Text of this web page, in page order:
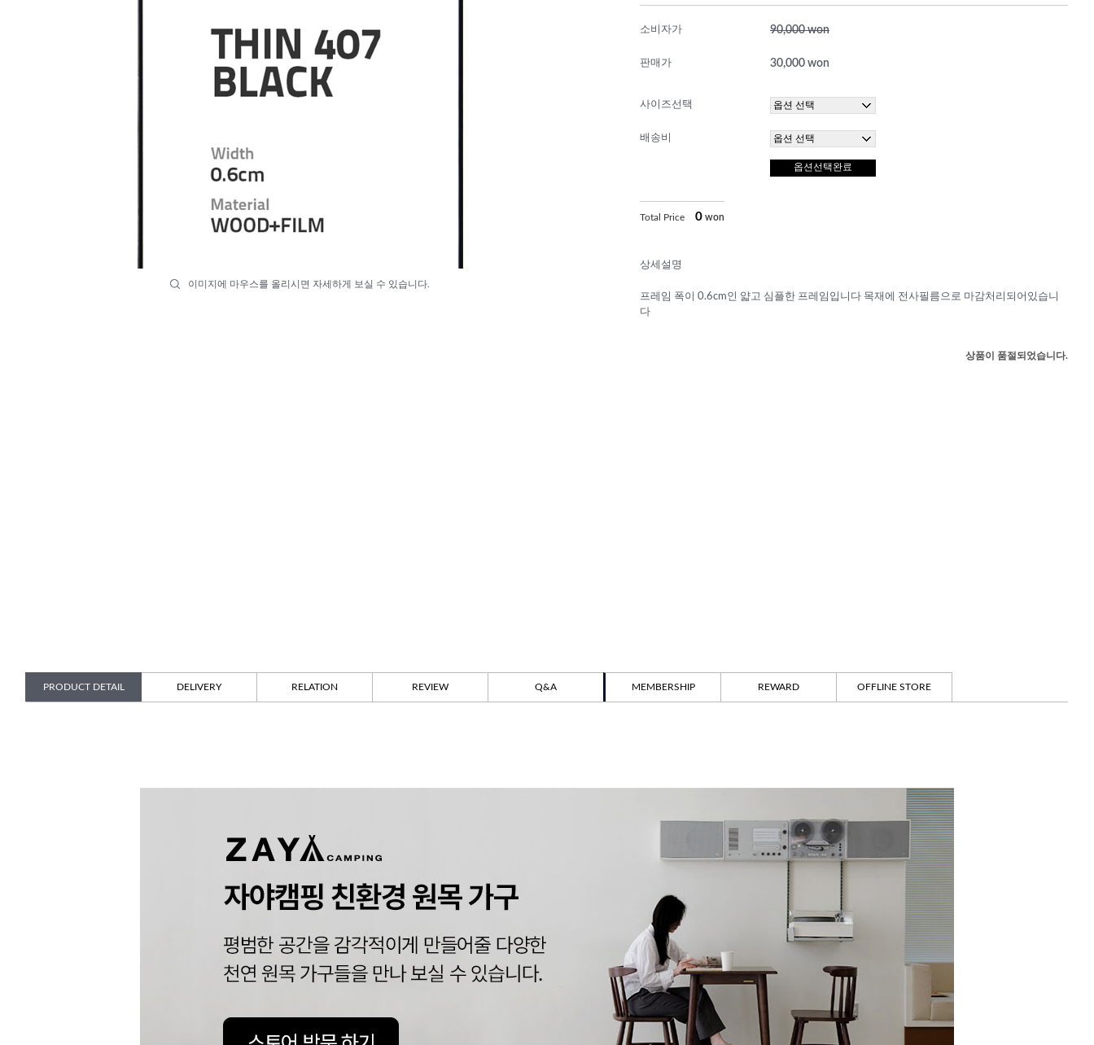
이미지에 마우스를 올리시면 자세하게 보실 수 있습니다.
소비자가 90,000 won
판매가 30,000 won
사이즈선택
배송비
옵션선택완료
Total Price 0 won
상세설명
프레임 폭이 0.6cm인 얇고 심플한 프레임입니다 목재에 전사필름으로 마감처리되어있습니
다
상품이 품절되었습니다.
PRODUCT DETAIL DELIVERY RELATION REVIEW Q&A MEMBERSHIP REWARD OFFLINE STORE